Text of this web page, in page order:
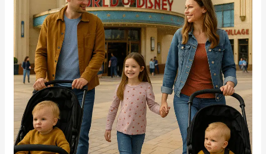
de
Disneyland
Paris
:
le
guide
malin